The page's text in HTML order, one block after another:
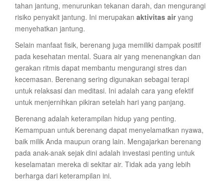
tahan jantung, menurunkan tekanan darah, dan mengurangi
risiko penyakit jantung. Ini merupakan aktivitas airyang
menyehatkan jantung.
Selain manfaat fisik, berenang juga memiliki dampak positif
pada kesehatan mental. Suara air yang menenangkan dan
gerakan ritmis dapat membantu mengurangi stres dan
kecemasan. Berenang sering digunakan sebagai terapi
untuk relaksasi dan meditasi. Ini adalah cara yang efektif
untuk menjernihkan pikiran setelah hari yang panjang.
Berenang adalah keterampilan hidup yang penting.
Kemampuan untuk berenang dapat menyelamatkan nyawa,
baik milik Anda maupun orang lain. Mengajarkan berenang
pada anak-anak sejak dini adalah investasi penting untuk
keselamatan mereka di sekitar air. Tidak ada yang lebih
berharga dari keterampilan ini.